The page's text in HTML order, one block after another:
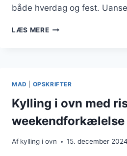
både hverdag og fest.
LÆS MEREKYLLING
MAD OPSKRIFTER
Kylling i ovn med
weekendforkælelse
Af kylling i ovn 15. december 2024